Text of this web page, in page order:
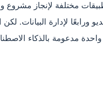
مختلفة لإنجاز مشروع
ورابعًا لإدارة البيانات.
مدعومة بالذكاء